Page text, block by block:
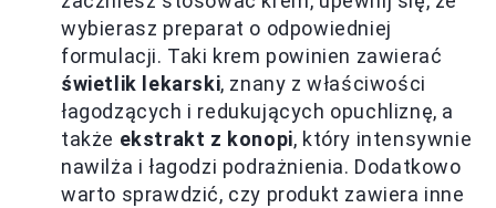
wybierasz preparat o odpowiedniej
formulacji. Taki krem powinien zawierać
świetlik lekarski, znany z właściwości
łagodzących i redukujących opuchliznę, a
także ekstrakt z konopi, który intensywnie
nawilża i łagodzi podrażnienia. Dodatkowo
warto sprawdzić, czy produkt zawiera inne